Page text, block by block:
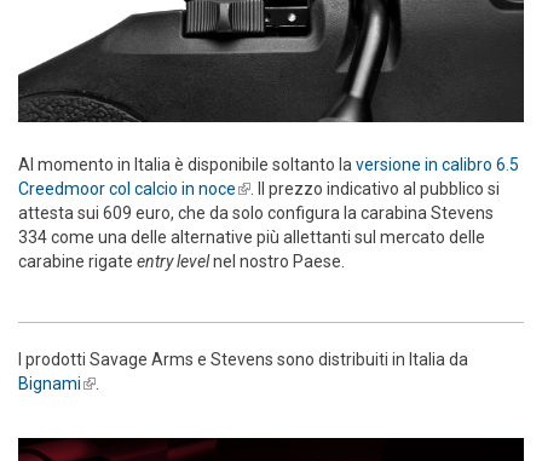
Al momento in Italia è disponibile soltanto la versione in calibro 6.5
Creedmoor col calcio in noce(link is external)
. Il prezzo indicativo al pubblico si
attesta sui 609 euro, che da solo configura la carabina Stevens
334 come una delle alternative più allettanti sul mercato delle
carabine rigate entry levelnel nostro Paese.
I prodotti Savage Arms e Stevens sono distribuiti in Italia da
Bignami(link is external)